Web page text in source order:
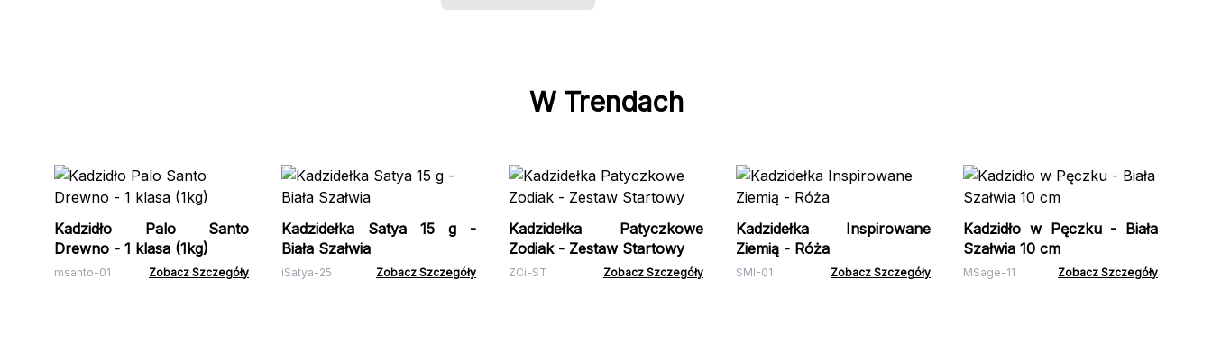
W Trendach
Kadzidło Palo Santo
Drewno - 1 klasa (1kg)
msanto-01 Zobacz Szczegóły
Kadzidełka Satya 15 g -
Biała Szałwia
iSatya-25 Zobacz Szczegóły
Kadzidełka Patyczkowe
Zodiak - Zestaw Startowy
ZCi-ST Zobacz Szczegóły
Kadzidełka Inspirowane
Ziemią - Róża
SMI-01 Zobacz Szczegóły
Kadzidło w Pęczku - Biała
Szałwia 10 cm
MSage-11 Zobacz Szczegóły